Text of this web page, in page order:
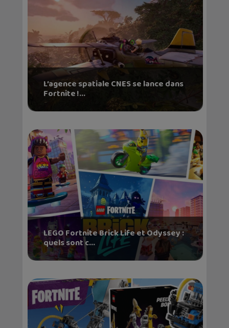
L’agence spatiale CNES se lance dans
Fortnite !...
LEGO Fortnite Brick Life et Odyssey :
quels sont c...